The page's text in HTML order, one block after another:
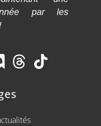
par les